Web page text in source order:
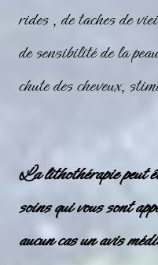
rides , de taches de
de sensibilité de la
chute des cheveux,
La lithothérapie peut
soins qui vous sont
aucun cas un avis